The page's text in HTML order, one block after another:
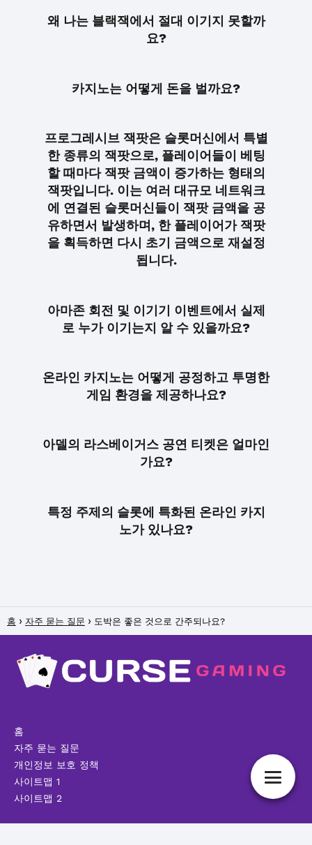
왜 나는 블랙잭에서 절대 이기지 못할까
요?
카지노는 어떻게 돈을 벌까요?
프로그레시브 잭팟은 슬롯머신에서 특별
한 종류의 잭팟으로, 플레이어들이 베팅
할 때마다 잭팟 금액이 증가하는 형태의
잭팟입니다. 이는 여러 대규모 네트워크
에 연결된 슬롯머신들이 잭팟 금액을 공
유하면서 발생하며, 한 플레이어가 잭팟
을 획득하면 다시 초기 금액으로 재설정
됩니다.
아마존 회전 및 이기기 이벤트에서 실제
로 누가 이기는지 알 수 있을까요?
온라인 카지노는 어떻게 공정하고 투명한
게임 환경을 제공하나요?
아델의 라스베이거스 공연 티켓은 얼마인
가요?
특정 주제의 슬롯에 특화된 온라인 카지
노가 있나요?
홈 자주 묻는 질문 도박은 좋은 것으로 간주되나요?
홈
자주 묻는 질문
개인정보 보호 정책
사이트맵 1
사이트맵 2